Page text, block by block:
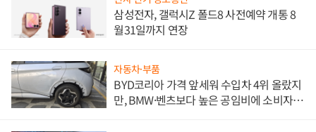
삼성전자, 갤럭시Z 폴드8 사전예약 개통 8
월31일까지 연장
자동차·부품
BYD코리아 가격 앞세워 수입차 4위 올랐지
만, BMW·벤츠보다 높은 공임비에 소비자